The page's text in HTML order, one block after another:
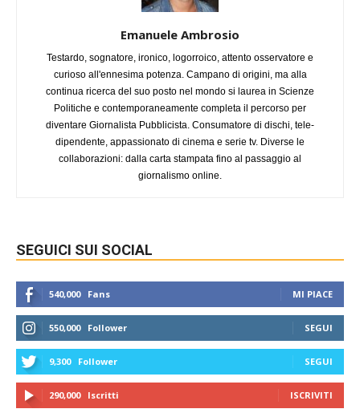
Emanuele Ambrosio
Testardo, sognatore, ironico, logorroico, attento osservatore e
curioso all'ennesima potenza. Campano di origini, ma alla
continua ricerca del suo posto nel mondo si laurea in Scienze
Politiche e contemporaneamente completa il percorso per
diventare Giornalista Pubblicista. Consumatore di dischi, tele-
dipendente, appassionato di cinema e serie tv. Diverse le
collaborazioni: dalla carta stampata fino al passaggio al
giornalismo online.
SEGUICI SUI SOCIAL
540,000 Fans MI PIACE
550,000 Follower SEGUI
9,300 Follower SEGUI
290,000 Iscritti ISCRIVITI